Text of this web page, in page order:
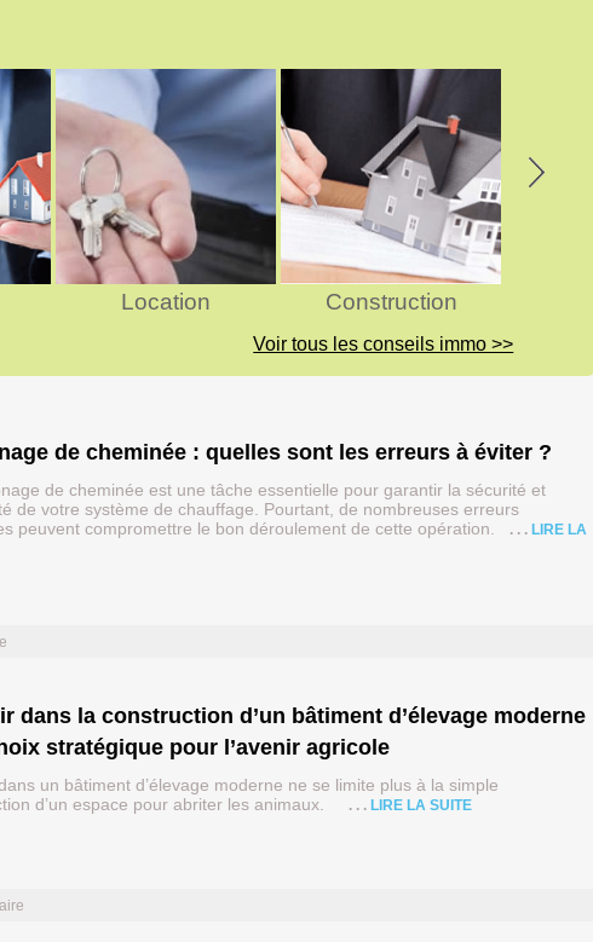
Location Construction
Next
Voir tous les conseils immo >>
de cheminée : quelles sont les erreurs à éviter ?
de cheminée est une tâche essentielle pour garantir la sécurité et
de votre système de chauffage. Pourtant, de nombreuses erreurs
peuvent compromettre le bon déroulement de cette opération.
LIRE LA
stratégique pour l’avenir agricole
un bâtiment d’élevage moderne ne se limite plus à la simple
d’un espace pour abriter les animaux.
LIRE LA SUITE